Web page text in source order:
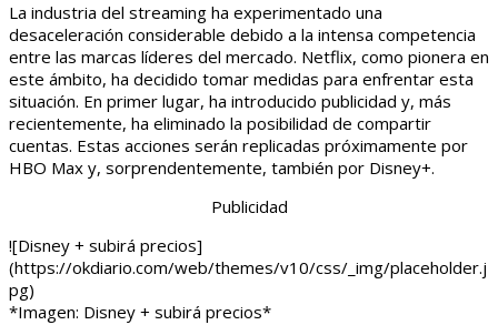
La industria del streaming ha experimentado una
desaceleración considerable debido a la intensa competencia
entre las marcas líderes del mercado. Netflix, como pionera en
este ámbito, ha decidido tomar medidas para enfrentar esta
situación. En primer lugar, ha introducido publicidad y, más
recientemente, ha eliminado la posibilidad de compartir
cuentas. Estas acciones serán replicadas próximamente por
HBO Max y, sorprendentemente, también por Disney+.
Publicidad
![Disney + subirá precios]
(https://okdiario.com/web/themes/v10/css/_img/placeholder.j
pg)
*Imagen: Disney + subirá precios*